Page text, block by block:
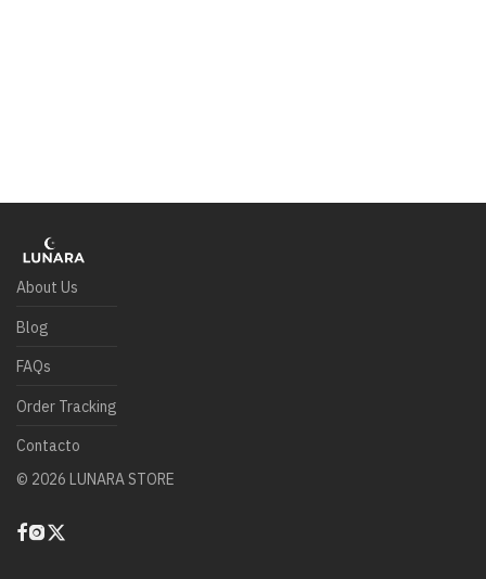
About Us
Blog
FAQs
Order Tracking
Contacto
© 2026 LUNARA STORE